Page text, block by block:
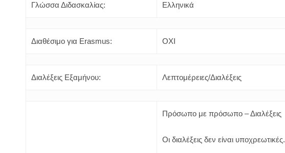
Γλώσσα Διδασκαλίας: Ελληνικά
Διαθέσιμο για Erasmus: ΟΧΙ
Διαλέξεις Εξαμήνου: Λεπτομέρειες/Διαλέξεις
Πρόσωπο με πρόσωπο – Διαλέξεις
Οι διαλέξεις δεν είναι υποχρεωτικές.